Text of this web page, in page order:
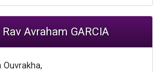
Avraham GARCIA
Ouvrakha,